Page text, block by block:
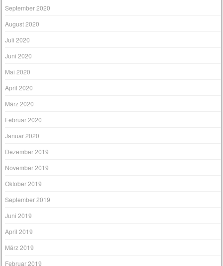
September 2020
August 2020
Juli 2020
Juni 2020
Mai 2020
April 2020
März 2020
Februar 2020
Januar 2020
Dezember 2019
November 2019
Oktober 2019
September 2019
Juni 2019
April 2019
März 2019
Februar 2019